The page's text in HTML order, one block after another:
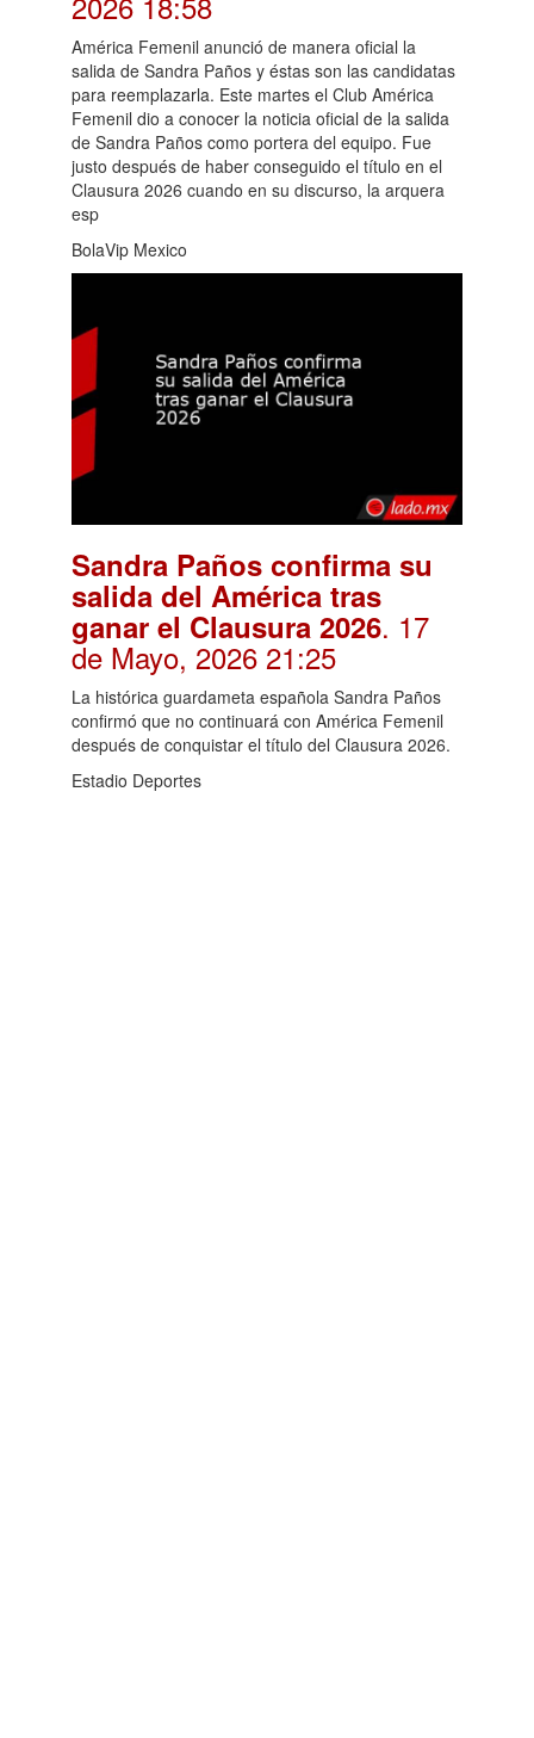
América Femenil anunció de manera oficial la
salida de Sandra Paños y éstas son las candidatas
para reemplazarla. Este martes el Club América
Femenil dio a conocer la noticia oficial de la salida
de Sandra Paños como portera del equipo. Fue
justo después de haber conseguido el título en el
Clausura 2026 cuando en su discurso, la arquera
esp
BolaVip Mexico
Sandra Paños confirma su
salida del América tras
ganar el Clausura 2026. 17
de Mayo, 2026 21:25
La histórica guardameta española Sandra Paños
confirmó que no continuará con América Femenil
después de conquistar el título del Clausura 2026.
Estadio Deportes